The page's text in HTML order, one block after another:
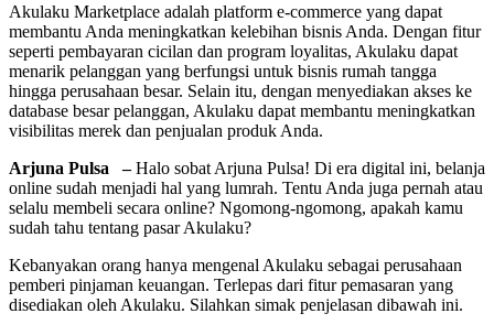
Akulaku Marketplace adalah platform e-commerce yang dapat
membantu Anda meningkatkan kelebihan bisnis Anda. Dengan fitur
seperti pembayaran cicilan dan program loyalitas, Akulaku dapat
menarik pelanggan yang berfungsi untuk bisnis rumah tangga
hingga perusahaan besar. Selain itu, dengan menyediakan akses ke
database besar pelanggan, Akulaku dapat membantu meningkatkan
visibilitas merek dan penjualan produk Anda.
Arjuna Pulsa –Halo sobat Arjuna Pulsa! Di era digital ini, belanja
online sudah menjadi hal yang lumrah. Tentu Anda juga pernah atau
selalu membeli secara online? Ngomong-ngomong, apakah kamu
sudah tahu tentang pasar Akulaku?
Kebanyakan orang hanya mengenal Akulaku sebagai perusahaan
pemberi pinjaman keuangan. Terlepas dari fitur pemasaran yang
disediakan oleh Akulaku. Silahkan simak penjelasan dibawah ini.